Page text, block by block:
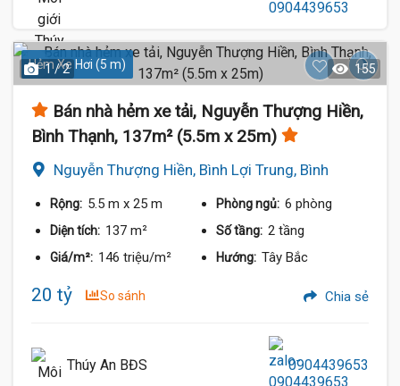
Hẻm Xe Hơi (5 m)
1 / 2 155
Bán nhà hẻm xe tải, Nguyễn Thượng Hiền,
Bình Thạnh, 137m² (5.5m x 25m)
Nguyễn Thượng Hiền, Bình Lợi Trung, Bình
Rộng: 5.5 m x 25 m Phòng ngủ: 6 phòng
Diện tích: 137 m² Số tầng: 2 tầng
Giá/m²: 146 triệu/m² Hướng: Tây Bắc
20 tỷ So sánh Chia sẻ
Thúy An BĐS 0904439653